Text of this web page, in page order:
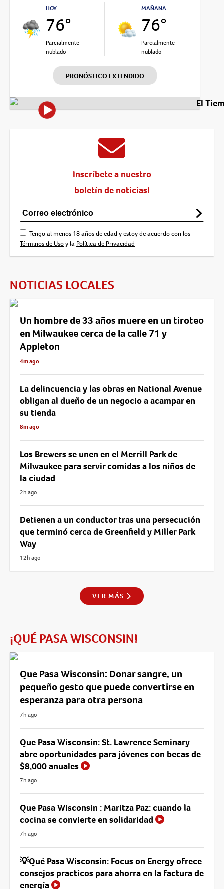
HOY
76°
Parcialmente
nublado
MAÑANA
76°
Parcialmente
nublado
PRONÓSTICO EXTENDIDO
El
Inscríbete a nuestro
boletín de noticias!
Tengo al menos 18 años de edad y estoy de acuerdo con los
Términos de Usoy la Política de Privacidad
NOTICIAS LOCALES
Un hombre de 33 años muere en un tiroteo
en Milwaukee cerca de la calle 71 y
Appleton
4m ago
La delincuencia y las obras en National Avenue
obligan al dueño de un negocio a acampar en
su tienda
8m ago
Los Brewers se unen en el Merrill Park de
Milwaukee para servir comidas a los niños de
la ciudad
2h ago
Detienen a un conductor tras una persecución
que terminó cerca de Greenfield y Miller Park
Way
12h ago
VER MÁS
¡QUÉ PASA WISCONSIN!
Que Pasa Wisconsin: Donar sangre, un
pequeño gesto que puede convertirse en
esperanza para otra persona
7h ago
Que Pasa Wisconsin: St. Lawrence Seminary
abre oportunidades para jóvenes con becas de
$8,000 anuales
7h ago
Que Pasa Wisconsin : Maritza Paz: cuando la
cocina se convierte en solidaridad
7h ago
💡Qué Pasa Wisconsin: Focus on Energy ofrece
consejos practicos para ahorra en la factura de
energía